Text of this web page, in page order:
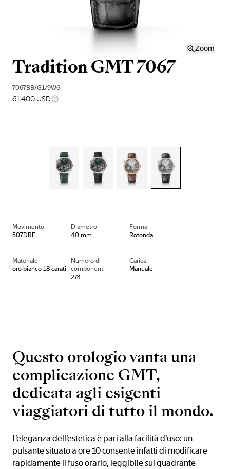
Zoom
Tradition GMT 7067
7067BB/G1/9W6
61.400 USD
Movimento
507DRF
Diametro
40 mm
Forma
Rotonda
Materiale
oro bianco 18 carati
Numero di
componenti
274
Carica
Manuale
Questo orologio vanta una
complicazione GMT,
dedicata agli esigenti
viaggiatori di tutto il mondo.
L’eleganza dell’estetica è pari alla facilità d’uso: un
pulsante situato a ore 10 consente infatti di modificare
rapidamente il fuso orario, leggibile sul quadrante